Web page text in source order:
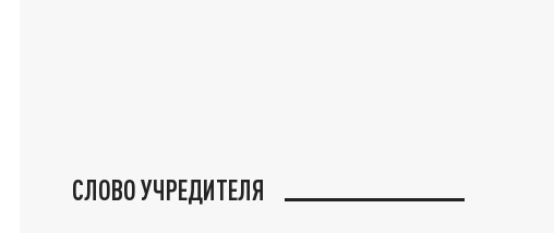
СЛОВО УЧРЕДИТЕЛЯ